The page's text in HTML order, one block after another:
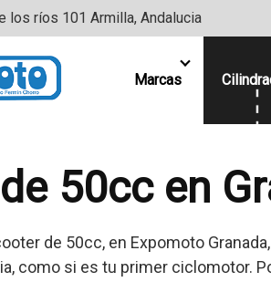
los ríos 101 Armilla, Andalucia
Marcas
50cc en
de 50cc, en Expomoto
como si es tu primer ciclomotor.